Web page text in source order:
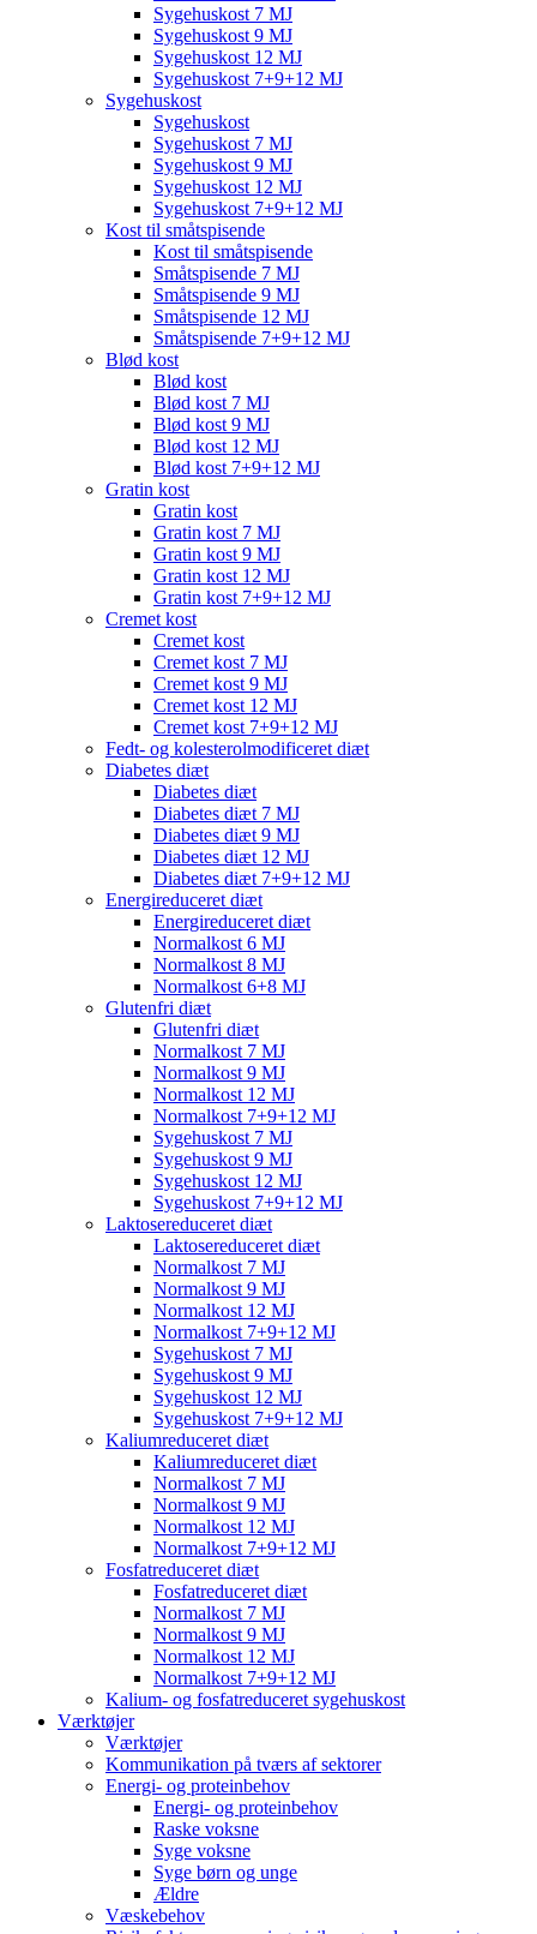
Sygehuskost 7 MJ
Sygehuskost 9 MJ
Sygehuskost 12 MJ
Sygehuskost 7+9+12 MJ
Sygehuskost
Sygehuskost
Sygehuskost 7 MJ
Sygehuskost 9 MJ
Sygehuskost 12 MJ
Sygehuskost 7+9+12 MJ
Kost til småtspisende
Kost til småtspisende
Småtspisende 7 MJ
Småtspisende 9 MJ
Småtspisende 12 MJ
Småtspisende 7+9+12 MJ
Blød kost
Blød kost
Blød kost 7 MJ
Blød kost 9 MJ
Blød kost 12 MJ
Blød kost 7+9+12 MJ
Gratin kost
Gratin kost
Gratin kost 7 MJ
Gratin kost 9 MJ
Gratin kost 12 MJ
Gratin kost 7+9+12 MJ
Cremet kost
Cremet kost
Cremet kost 7 MJ
Cremet kost 9 MJ
Cremet kost 12 MJ
Cremet kost 7+9+12 MJ
Fedt- og kolesterolmodificeret diæt
Diabetes diæt
Diabetes diæt
Diabetes diæt 7 MJ
Diabetes diæt 9 MJ
Diabetes diæt 12 MJ
Diabetes diæt 7+9+12 MJ
Energireduceret diæt
Energireduceret diæt
Normalkost 6 MJ
Normalkost 8 MJ
Normalkost 6+8 MJ
Glutenfri diæt
Glutenfri diæt
Normalkost 7 MJ
Normalkost 9 MJ
Normalkost 12 MJ
Normalkost 7+9+12 MJ
Sygehuskost 7 MJ
Sygehuskost 9 MJ
Sygehuskost 12 MJ
Sygehuskost 7+9+12 MJ
Laktosereduceret diæt
Laktosereduceret diæt
Normalkost 7 MJ
Normalkost 9 MJ
Normalkost 12 MJ
Normalkost 7+9+12 MJ
Sygehuskost 7 MJ
Sygehuskost 9 MJ
Sygehuskost 12 MJ
Sygehuskost 7+9+12 MJ
Kaliumreduceret diæt
Kaliumreduceret diæt
Normalkost 7 MJ
Normalkost 9 MJ
Normalkost 12 MJ
Normalkost 7+9+12 MJ
Fosfatreduceret diæt
Fosfatreduceret diæt
Normalkost 7 MJ
Normalkost 9 MJ
Normalkost 12 MJ
Normalkost 7+9+12 MJ
Kalium- og fosfatreduceret sygehuskost
Værktøjer
Værktøjer
Kommunikation på tværs af sektorer
Energi- og proteinbehov
Energi- og proteinbehov
Raske voksne
Syge voksne
Syge børn og unge
Ældre
Væskebehov